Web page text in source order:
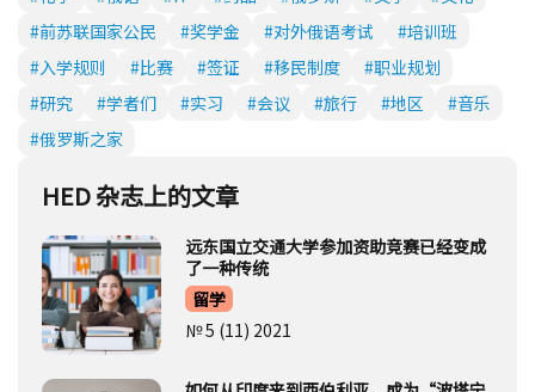
留学
№ 5 (11) 2021
如何从印度来到西伯利亚，成为“波塔宁
№ 5 (11) 2021
具有俄罗斯灵魂的印度人才
科学
№ 5 (11) 2021